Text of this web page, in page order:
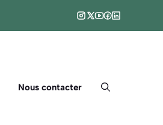
Nous contacter